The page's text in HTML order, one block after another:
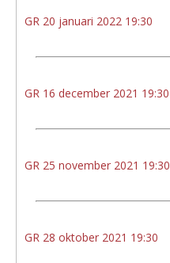
GR 20 januari 2022 19:30
GR 16 december 2021 19:30
GR 25 november 2021 19:30
GR 28 oktober 2021 19:30